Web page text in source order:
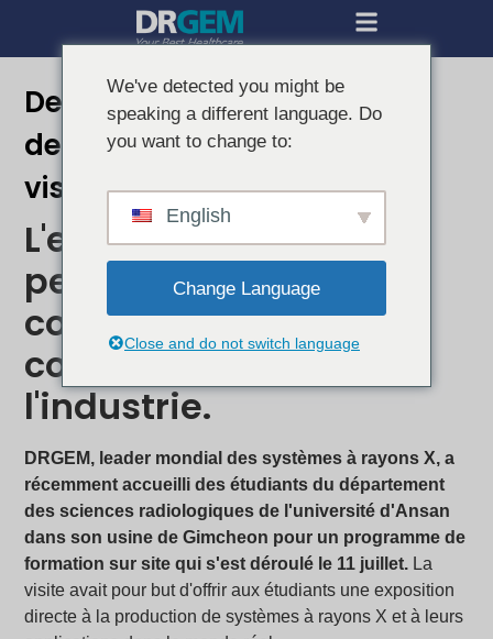
Des étudiants en radiologie
de l'université d'Ansan
visitent l'usine DRGEM
L'expérience pratique
permet d'acquérir des
compétences et une
compréhension de
l'industrie.
DRGEM, leader mondial des systèmes à rayons X, a
récemment accueilli des étudiants du département
des sciences radiologiques de l'université d'Ansan
dans son usine de Gimcheon pour un programme de
formation sur site qui s'est déroulé le 11 juillet. La
visite avait pour but d'offrir aux étudiants une exposition
directe à la production de systèmes à rayons X et à leurs
We've detected you might be
speaking a different language. Do
you want to change to:
English
Change Language
Close and do not switch language